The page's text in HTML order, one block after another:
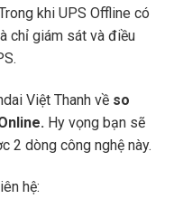
khi UPS Offline có
chỉ giám sát và điều
Việt Thanh về so
Hy vọng bạn sẽ
2 dòng công nghệ này.
hệ: